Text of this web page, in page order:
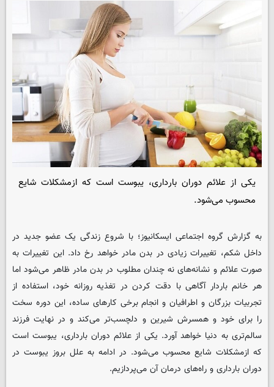
یکی از علائم دوران بارداری، یبوست است که ازمشکلات شایع
محسوب می‌شود.
به گزارش گروه اجتماعی ایسکانیوز؛ با شروع زندگی یک عضو جدید در
داخل شکم، تغییرات زیادی در بدن مادر خواهد رخ داد. این تغییرات به
صورت علائم و نشانه‌های نه چندان مطلوب در بدن مادر ظاهر می‌شود اما
هر خانم باردار آگاهی با دقت کردن در تغذیه روزانه خود، استفاده از
تجربیات بزرگان و اطرافیان و انجام برخی کارهای ساده، این دوره سخت
را برای خود و همسرش شیرین و دلچسب‌تر می‌کند و در نهایت فرزند
سالم‌تری به دنیا خواهد آورد. یکی از علائم دوران بارداری، یبوست است
که ازمشکلات شایع محسوب می‌شود. در ادامه به علل بروز یبوست در
دوران بارداری و راه‌های درمان آن می‌پردازیم.